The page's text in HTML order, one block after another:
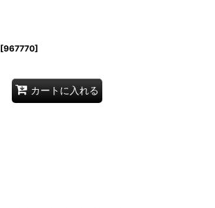
[967770]
カートに入れる